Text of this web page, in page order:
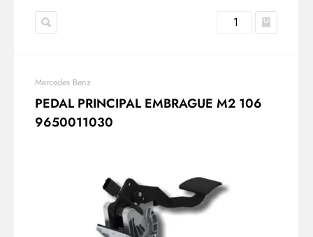
Mercedes Benz
PEDAL PRINCIPAL EMBRAGUE M2 106
9650011030